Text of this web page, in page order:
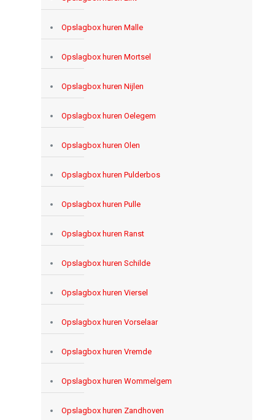
Opslagbox huren Malle
Opslagbox huren Mortsel
Opslagbox huren Nijlen
Opslagbox huren Oelegem
Opslagbox huren Olen
Opslagbox huren Pulderbos
Opslagbox huren Pulle
Opslagbox huren Ranst
Opslagbox huren Schilde
Opslagbox huren Viersel
Opslagbox huren Vorselaar
Opslagbox huren Vremde
Opslagbox huren Wommelgem
Opslagbox huren Zandhoven